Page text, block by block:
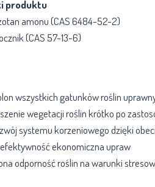
produktu
amonu (CAS 6484-52-2)
(CAS 57-13-6)
wszystkich gatunków roślin
wegetacji roślin krótko po
systemu korzeniowego dzięki
ekonomiczna upraw
odporność roślin na warunki